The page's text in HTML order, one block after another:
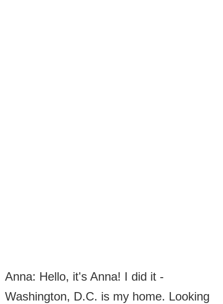
Anna: Hello, it's Anna! I did it -
Washington, D.C. is my home. Looking